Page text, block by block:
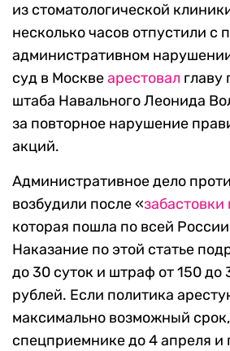
из стоматологической
несколько часов отпустили с
административном
суд в Москвеарестовал главу
штаба Навального Леонида
за повторное нарушение
акций.
Административное дело
возбудили после «забастовки
которая пошла по всей
Наказание по этой статье
до 30 суток и штраф от 150 до
рублей. Если политика
максимально возможный
спецприемнике до 4 апреля и